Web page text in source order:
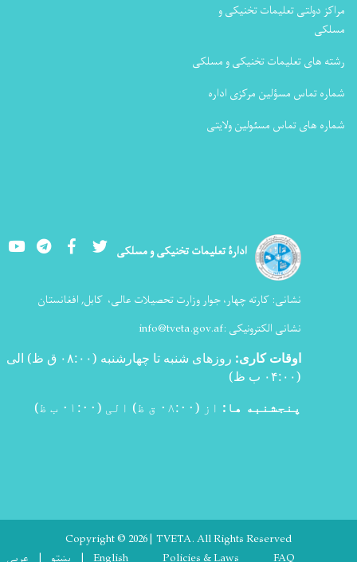
مراکز دولتی تعلیمات تخنیکی و
مسلکی
رشته های تعلیمات تخنیکی و مسلکی
شماره تماس مسؤلین مرکزی اداره
شماره های تماس مسئولین ولایتی
ادارۀ تعلیمات تخنیکی و مسلکی YoutubeLinkedInFacebook Twitter
نشانی: کارته چهار، جوار وزارت تحصیلات عالی، کابل, افغانستان
نشانی الکترونیکی :info@tveta.gov.af
اوقات کاری:
روزهای شنبه تا چهارشنبه (۰۸:۰۰ ق ظ) الی
(۰۴:۰۰ ب ظ
)
پنجشنبه ها: از (۰۸:۰۰ ق ظ) الی (۰۱:۰۰ ب ظ)
Copyright © 2026 | TVETA. All Rights Reserved